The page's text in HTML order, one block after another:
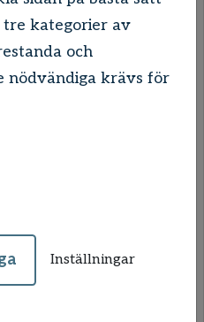
Aftonbrisvägen 2-11
2-11
är mycket bra, då de
kategorier av
och
nödvändiga krävs för
Inställningar